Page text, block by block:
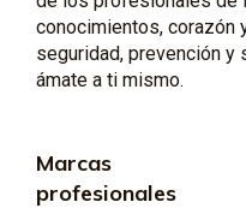
conocimientos, corazón
seguridad, prevención y
ámate a ti mismo.
Marcas
profesionales